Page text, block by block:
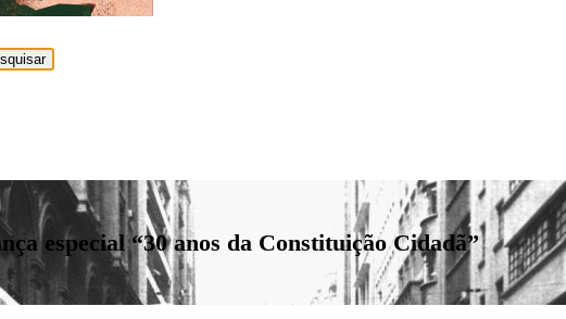
especial “30 anos da Constituição Cidadã”